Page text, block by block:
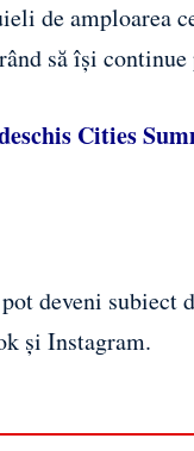
de amploarea
să își
Cities
deveni subiect
și Instagram.